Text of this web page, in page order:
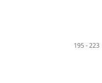
195 - 223